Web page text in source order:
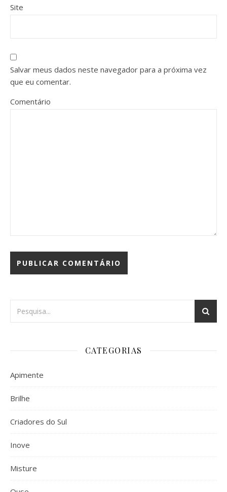
Site
Salvar meus dados neste navegador para a próxima vez
que eu comentar.
Comentário
CATEGORIAS
Apimente
Brilhe
Criadores do Sul
Inove
Misture